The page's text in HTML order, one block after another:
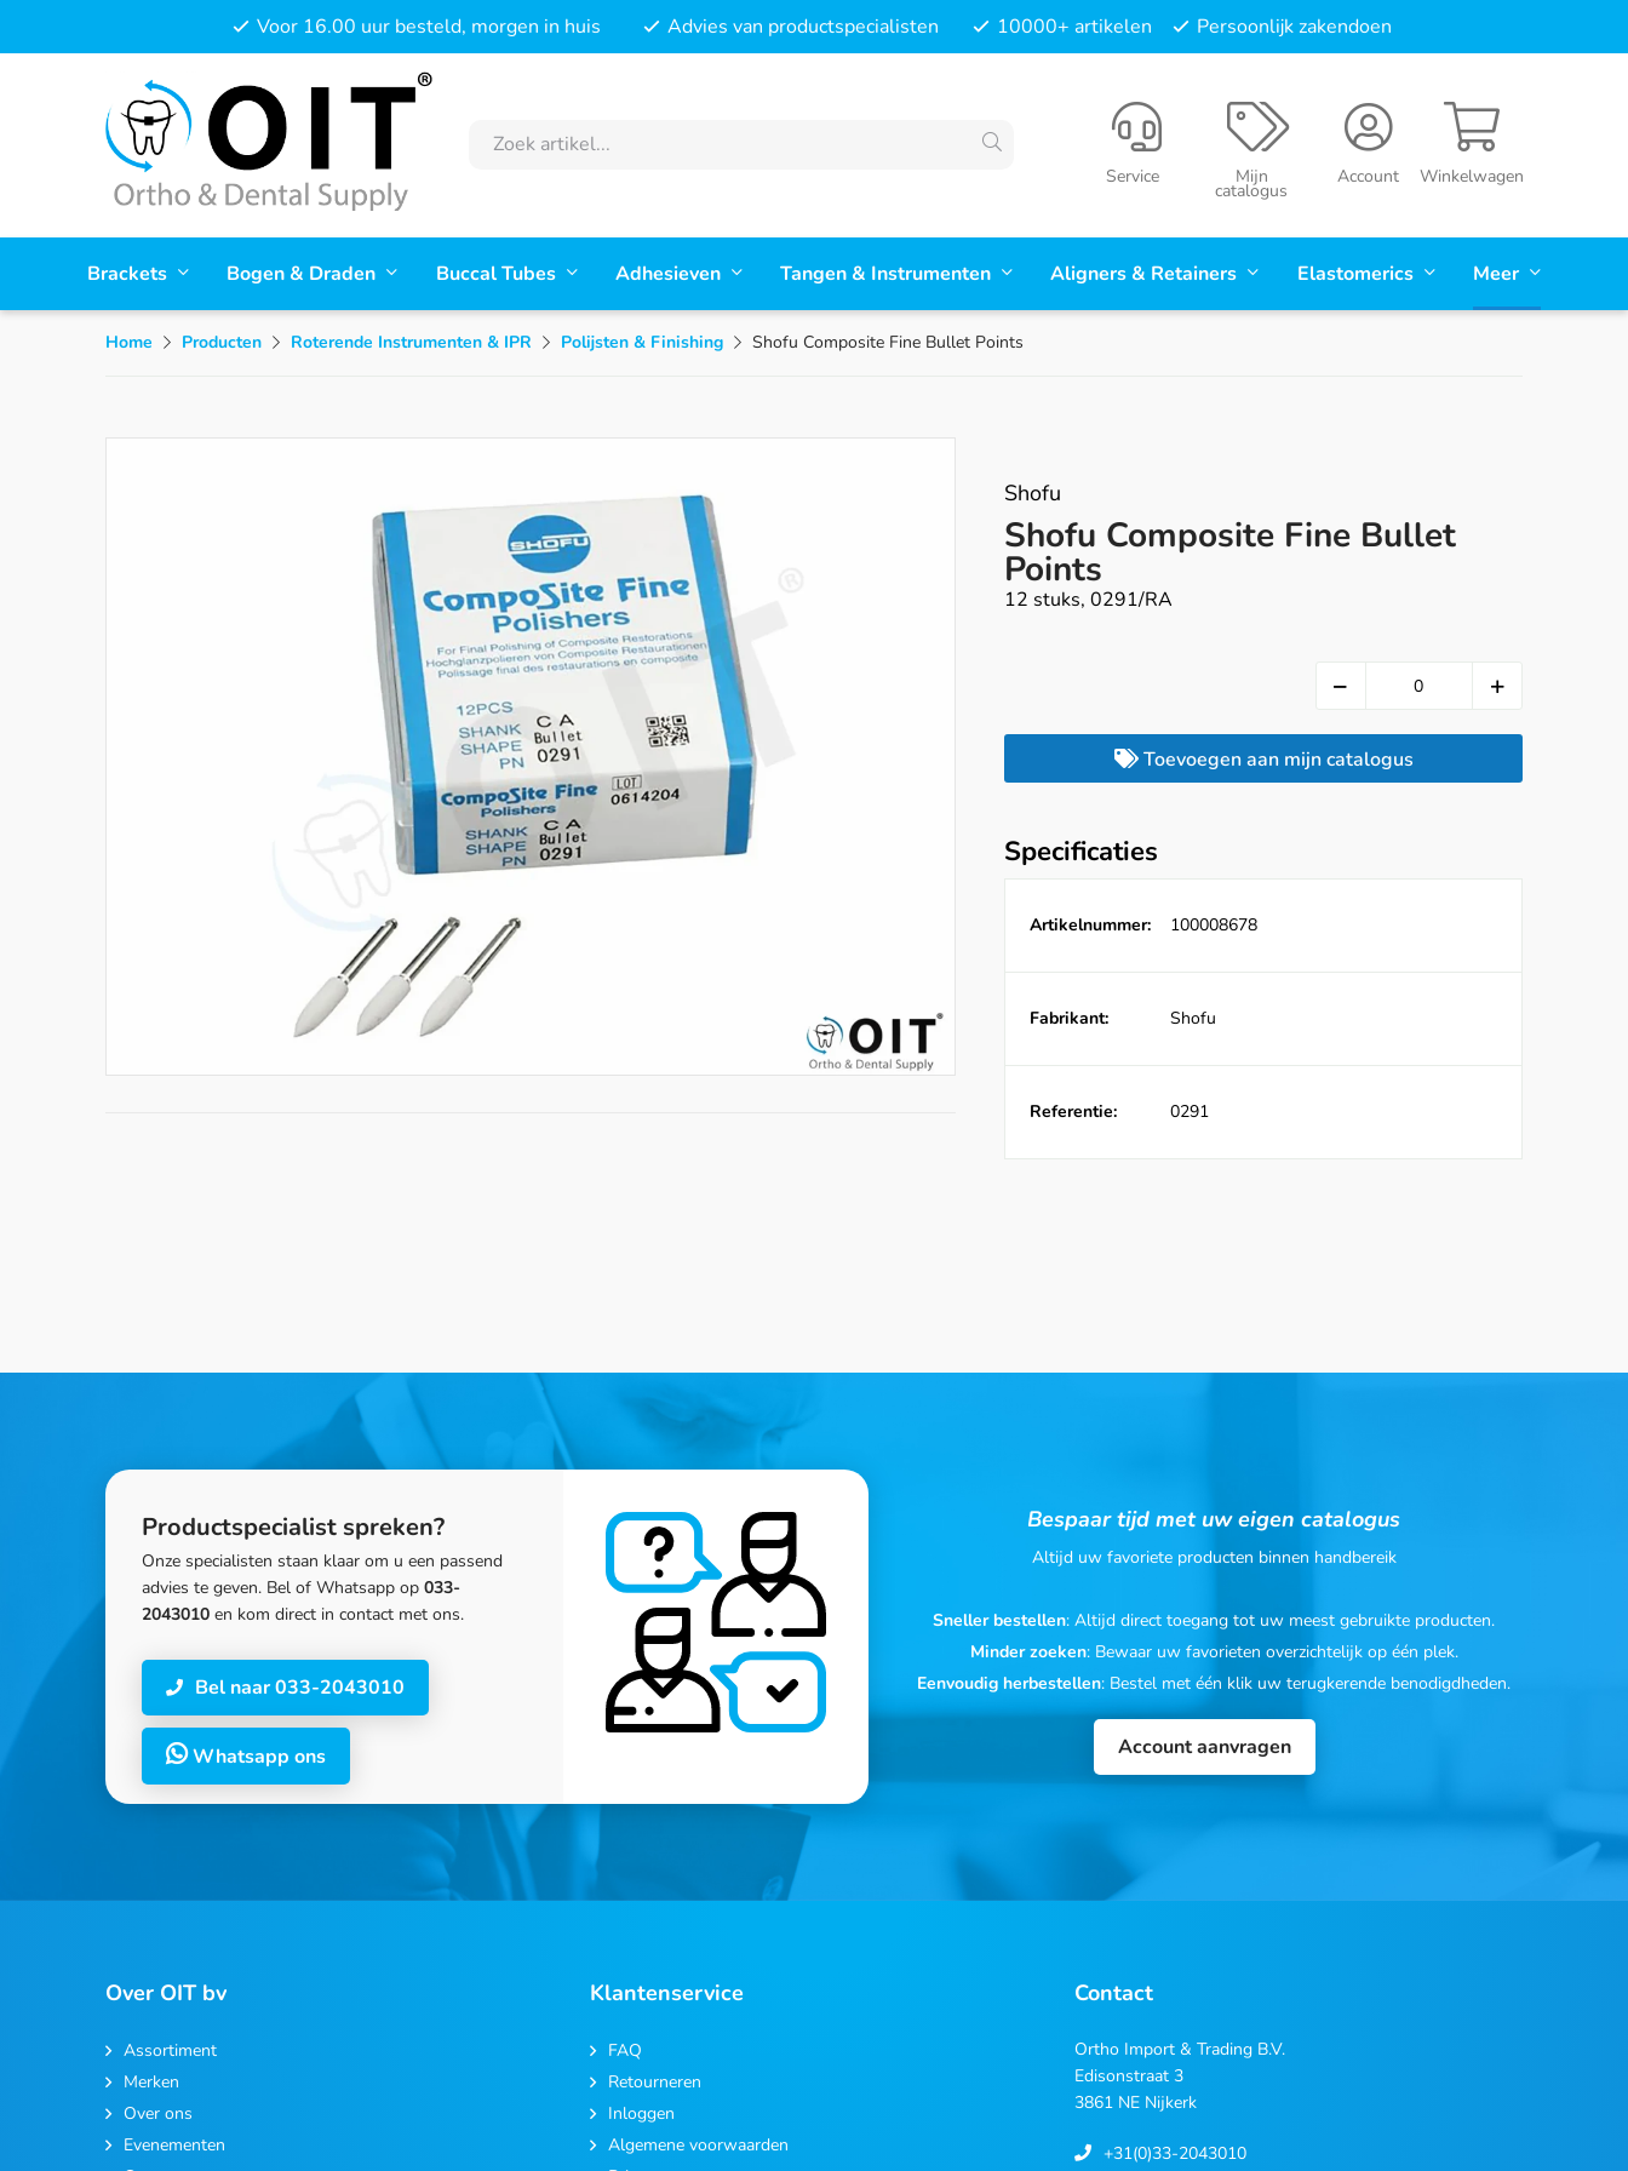
Voor 16.00 uur besteld, morgen in huis Advies van productspecialisten 10000+ artikelen Persoonlijk zakendoen
Winkelwagen
Account
Mijn
catalogus
Service
Brackets Bogen & Draden Buccal Tubes Adhesieven Tangen & Instrumenten Aligners & Retainers Elastomerics Meer
Home Producten Roterende Instrumenten & IPR Polijsten & Finishing Shofu Composite Fine Bullet Points
Shofu
Shofu Composite Fine Bullet
Points
12 stuks, 0291/RA
Toevoegen aan mijn catalogus
Specificaties
Artikelnummer: 100008678
Fabrikant: Shofu
Referentie: 0291
Productspecialist spreken?
Onze specialisten staan klaar om u een passend
advies te geven. Bel of Whatsapp op 033-
2043010 en kom direct in contact met ons.
Bel naar 033-2043010
Whatsapp ons
Bespaar tijd met uw eigen catalogus
Altijd uw favoriete producten binnen handbereik
Sneller bestellen: Altijd direct toegang tot uw meest gebruikte producten.
Minder zoeken: Bewaar uw favorieten overzichtelijk op één plek.
Eenvoudig herbestellen: Bestel met één klik uw terugkerende benodigdheden.
Account aanvragen
Over OIT bv
Assortiment
Merken
Over ons
Evenementen
Klantenservice
FAQ
Retourneren
Inloggen
Algemene voorwaarden
Contact
Ortho Import & Trading B.V.
Edisonstraat 3
3861 NE Nijkerk
+31(0)33-2043010